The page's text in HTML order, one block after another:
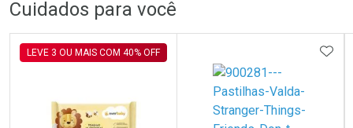
FECHAR
FECHAR
Por Menos Por Menos
Cuidados para você
LEVE 3 OU MAIS COM 40% OFF